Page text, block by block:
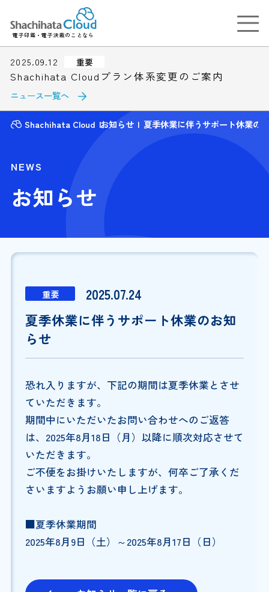
電子印鑑・電子決裁のことなら
2025.09.12 重要
Shachihata Cloudプラン体系変更のご案内
ニュース一覧へ
Shachihata Cloud お知らせ 夏季休業に伴うサポート休業の
NEWS
お知らせ
重要
2025.07.24
夏季休業に伴うサポート休業のお知
らせ
恐れ入りますが、下記の期間は夏季休業とさせ
ていただきます。
期間中にいただいたお問い合わせへのご返答
は、2025年8月18日（月）以降に順次対応させて
いただきます。
ご不便をお掛けいたしますが、何卒ご了承くだ
さいますようお願い申し上げます。
■夏季休業期間
2025年8月9日（土）～2025年8月17日（日）